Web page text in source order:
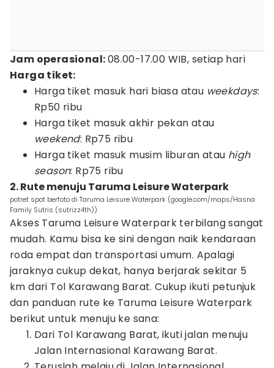
Jam operasional:08.00-17.00 WIB, setiap hari
Harga tiket:
Harga tiket masuk hari biasa atau weekdays:
Rp50 ribu
Harga tiket masuk akhir pekan atau
weekend: Rp75 ribu
Harga tiket masuk musim liburan atau high
season: Rp75 ribu
2. Rute menuju Taruma Leisure Waterpark
potret spot berfoto di Taruma Leisure Waterpark (google.com/maps/Hasna
Family Sutris (sutrizz4th))
Akses Taruma Leisure Waterpark terbilang sangat
mudah. Kamu bisa ke sini dengan naik kendaraan
roda empat dan transportasi umum. Apalagi
jaraknya cukup dekat, hanya berjarak sekitar 5
km dari Tol Karawang Barat. Cukup ikuti petunjuk
dan panduan rute ke Taruma Leisure Waterpark
berikut untuk menuju ke sana:
Dari Tol Karawang Barat, ikuti jalan menuju
Jalan Internasional Karawang Barat.